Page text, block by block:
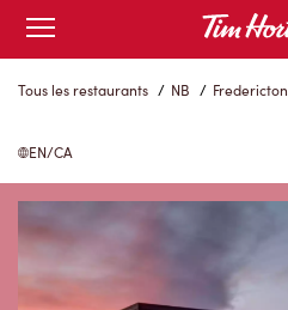
Skip
Content
Open
mobile
menu
Tous les restaurants / NB / Fredericton
EN/CA